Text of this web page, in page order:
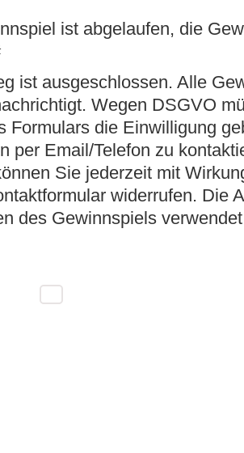
ist abgelaufen, die
ist ausgeschlossen. Alle
Wegen DSGVO
Formulars die Einwilligung
per Email/Telefon zu
Sie jederzeit mit
widerrufen. Die
des Gewinnspiels